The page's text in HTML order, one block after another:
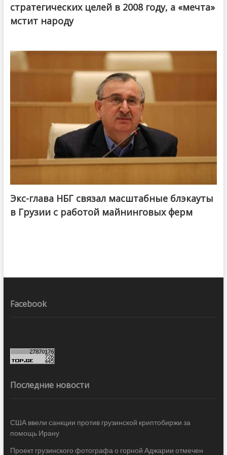
стратегических целей в 2008 году, а «мечта»
мстит народу
Экс-глава НБГ связал масштабные блэкауты
в Грузии с работой майнинговых ферм
Facebook
Последние новости
США ввели санкции против грузинской криптобиржи за
помощь Ирану
Проект грузинского фотографа о горной Аджарии отмечен